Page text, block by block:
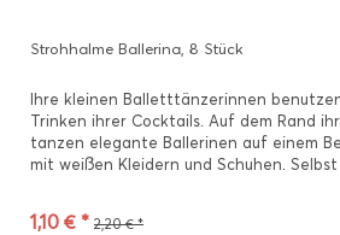
Strohhalme Ballerina, 8 Stück
Ihre kleinen Balletttänzerinnen
Trinken ihrer Cocktails. Auf dem Rand
tanzen elegante Ballerinen auf einem
mit weißen Kleidern und Schuhen. Selbst
1,10 € * 2,20 € *